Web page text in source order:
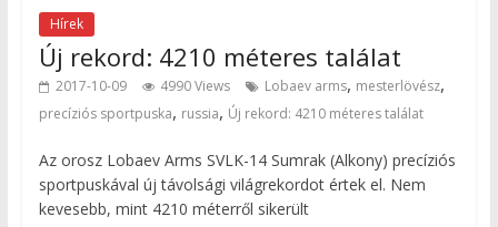
Hírek
Új rekord: 4210 méteres találat
2017-10-09 4990 Views Lobaev arms, mesterlövész,
precíziós sportpuska, russia, Új rekord: 4210 méteres találat
Az orosz Lobaev Arms SVLK-14 Sumrak (Alkony) precíziós
sportpuskával új távolsági világrekordot értek el. Nem
kevesebb, mint 4210 méterről sikerült